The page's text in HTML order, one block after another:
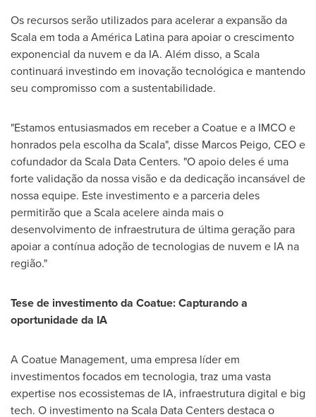
Os recursos serão utilizados para acelerar a expansão da
Scala em toda a América Latina para apoiar o crescimento
exponencial da nuvem e da IA. Além disso, a Scala
continuará investindo em inovação tecnológica e mantendo
seu compromisso com a sustentabilidade.
"Estamos entusiasmados em receber a Coatue e a IMCO e
honrados pela escolha da Scala", disse Marcos Peigo, CEO e
cofundador da Scala Data Centers. "O apoio deles é uma
forte validação da nossa visão e da dedicação incansável de
nossa equipe. Este investimento e a parceria deles
permitirão que a Scala acelere ainda mais o
desenvolvimento de infraestrutura de última geração para
apoiar a contínua adoção de tecnologias de nuvem e IA na
região."
Tese de investimento da Coatue: Capturando a
oportunidade da IA
A Coatue Management, uma empresa líder em
investimentos focados em tecnologia, traz uma vasta
expertise nos ecossistemas de IA, infraestrutura digital e big
tech. O investimento na Scala Data Centers destaca o